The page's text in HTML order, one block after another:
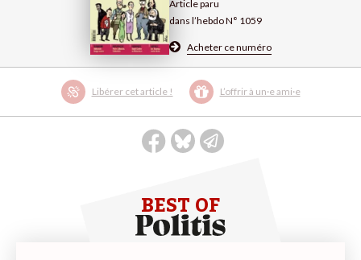
Article paru
dans l’hebdo N° 1059
Acheter ce numéro
Libérer cet article ! L’offrir à un·e ami·e
BEST OF